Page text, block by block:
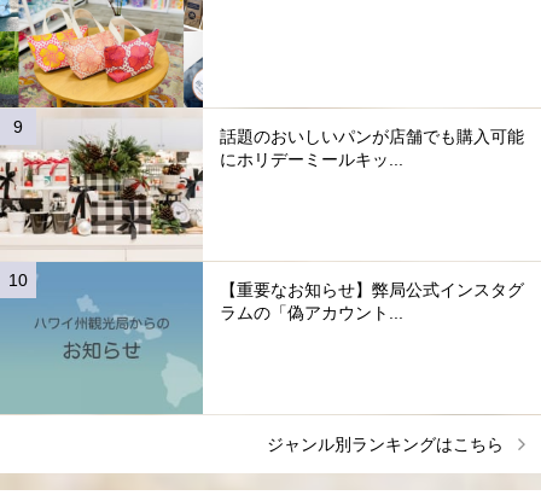
話題のおいしいパンが店舗でも購入可能
にホリデーミールキッ...
【重要なお知らせ】弊局公式インスタグ
ラムの「偽アカウント...
ジャンル別ランキングはこちら